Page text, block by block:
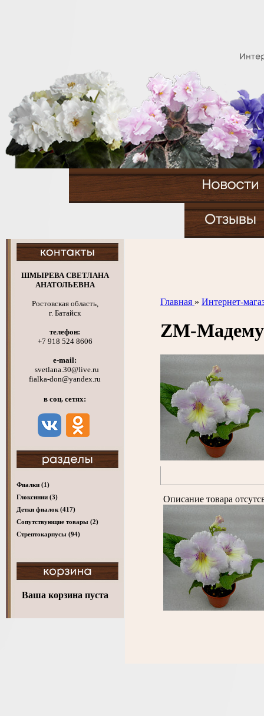
ШМЫРЕВА СВЕТЛАНА
АНАТОЛЬЕВНА
Ростовская область,
г. Батайск
телефон:
+7 918 524 8606
e-mail:
svetlana.30@live.ru
fialka-don@yandex.ru
в соц. сетях:
Фиалки (1)
Глоксинии (3)
Детки фиалок (417)
Cопутствующие товары (2)
Стрептокарпусы (94)
Ваша корзина пуста
Главная » Интернет-
ZM-
Описание товара